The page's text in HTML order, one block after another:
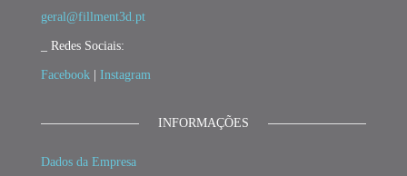
geral@fillment3d.pt
_ Redes Sociais:
Facebook Instagram
INFORMAÇÕES
Dados da Empresa